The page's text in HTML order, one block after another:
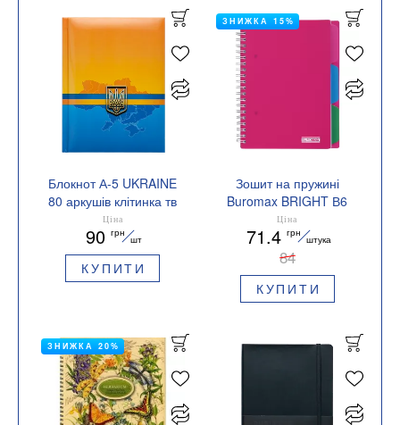
Блокнот А-5 UKRAINE
80 аркушів клітинка тв
обл глянц лам з
поролоном Buromax
BM.24582101
Ціна
90 грн
шт
КУПИТИ
Зошит на пружині
Buromax BRIGHT В6
100 арк клітинка
BM.24365912
Ціна
71.4 грн
штука
84
КУПИТИ
ЗНИЖКА 15%
ЗНИЖКА 20%